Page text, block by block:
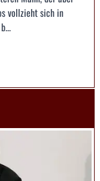
vollzieht sich in